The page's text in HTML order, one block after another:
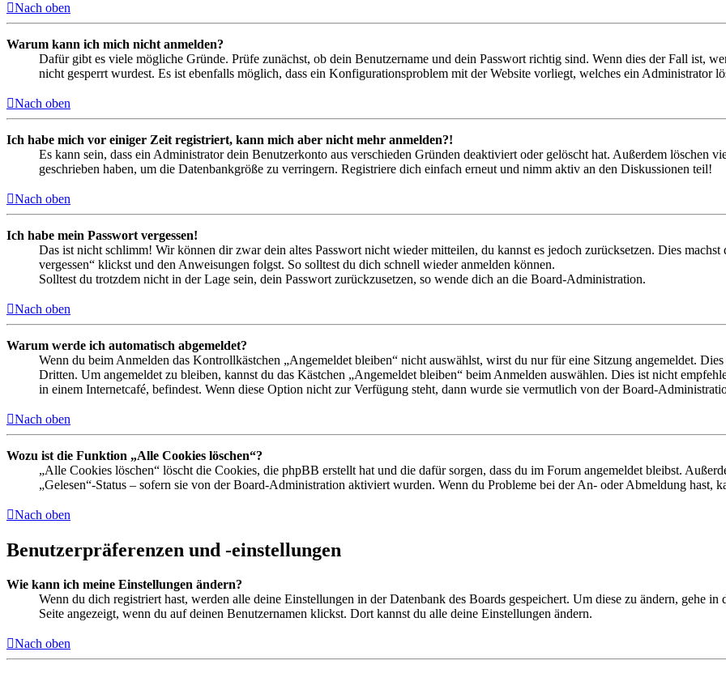
Nach oben
Warum kann ich mich nicht anmelden?
Dafür gibt es viele mögliche Gründe. Prüfe zunächst, ob dein Benutzername und dein Passwort richtig sind. Wenn dies der Fall ist,
nicht gesperrt wurdest. Es ist ebenfalls möglich, dass ein Konfigurationsproblem mit der Website vorliegt, welches ein Administrator
Nach oben
Ich habe mich vor einiger Zeit registriert, kann mich aber nicht mehr anmelden?!
Es kann sein, dass ein Administrator dein Benutzerkonto aus verschieden Gründen deaktiviert oder gelöscht hat. Außerdem löschen
geschrieben haben, um die Datenbankgröße zu verringern. Registriere dich einfach erneut und nimm aktiv an den Diskussionen teil!
Nach oben
Ich habe mein Passwort vergessen!
Das ist nicht schlimm! Wir können dir zwar dein altes Passwort nicht wieder mitteilen, du kannst es jedoch zurücksetzen. Dies
vergessen“ klickst und den Anweisungen folgst. So solltest du dich schnell wieder anmelden können.
Solltest du trotzdem nicht in der Lage sein, dein Passwort zurückzusetzen, so wende dich an die Board-Administration.
Nach oben
Warum werde ich automatisch abgemeldet?
Wenn du beim Anmelden das Kontrollkästchen „Angemeldet bleiben“ nicht auswählst, wirst du nur für eine Sitzung angemeldet.
Dritten. Um angemeldet zu bleiben, kannst du das Kästchen „Angemeldet bleiben“ beim Anmelden auswählen. Dies ist nicht
in einem Internetcafé, befindest. Wenn diese Option nicht zur Verfügung steht, dann wurde sie vermutlich von der Board-
Nach oben
Wozu ist die Funktion „Alle Cookies löschen“?
„Alle Cookies löschen“ löscht die Cookies, die phpBB erstellt hat und die dafür sorgen, dass du im Forum angemeldet bleibst.
„Gelesen“-Status – sofern sie von der Board-Administration aktiviert wurden. Wenn du Probleme bei der An- oder Abmeldung hast,
Nach oben
Benutzerpräferenzen und -einstellungen
Wie kann ich meine Einstellungen ändern?
Wenn du dich registriert hast, werden alle deine Einstellungen in der Datenbank des Boards gespeichert. Um diese zu ändern, gehe
Seite angezeigt, wenn du auf deinen Benutzernamen klickst. Dort kannst du alle deine Einstellungen ändern.
Nach oben